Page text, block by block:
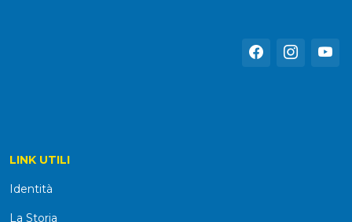
LINK UTILI
Identità
La Storia